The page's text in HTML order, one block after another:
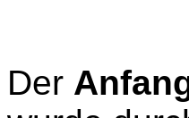
Der